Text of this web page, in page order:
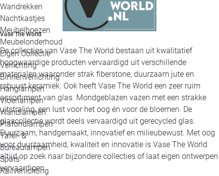
Wandrekken
Nachtkastjes
Meubelhoezen
Meubelonderhoud
Eigen Collectie
Verlichting
Binnenverlichting
Hanglampen
Vloerlampen
Wandlampen
Plafondlampen
Tafel- &
Bureaulampen
Spots
Railverlichting
Vase The World
De collecties van Vase The World bestaan uit kwalitatief
hoogwaardige producten vervaardigd uit verschillende
materialen waaronder strak fiberstone, duurzaam jute en
robuust keramiek. Ook heeft Vase The World een zeer ruim
assortiment van glas. Mondgeblazen vazen met een strakke
uitstraling, een lust voor het oog én voor de bloemen. De
glascollectie wordt deels vervaardigd uit gerecycled glas.
Duurzaam, handgemaakt, innovatief en milieubewust. Met oog
voor duurzaamheid, kwaliteit en innovatie is Vase The World
altijd op zoek naar bijzondere collecties of laat eigen ontwerpen
vervaardigen.